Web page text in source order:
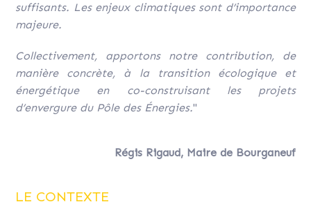
suffisants. Les enjeux climatiques sont d’importance
majeure.
Collectivement, apportons notre contribution, de
manière concrète, à la transition écologique et
énergétique en co-construisant les projets
d’envergure du Pôle des Énergies."
Régis Rigaud, Maire de Bourganeuf
LE CONTEXTE